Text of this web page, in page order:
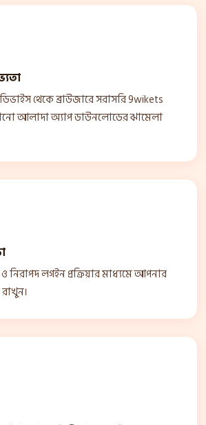
থেকে ব্রাউজারে সরাসরি 9wikets
আলাদা অ্যাপ ডাউনলোডের ঝামেলা
ও নিরাপদ লগইন প্রক্রিয়ার মাধ্যমে আপনার